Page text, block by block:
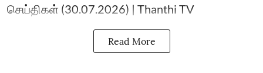
செய்திகள் (30.07.2026) | Thanthi TV
Read More